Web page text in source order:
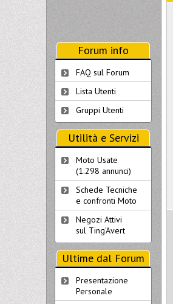
Forum info
FAQ sul Forum
Lista Utenti
Gruppi Utenti
Utilità e Servizi
Moto Usate
(1.298 annunci)
Schede Tecniche
e confronti Moto
Negozi Attivi
sul Ting'Avert
Ultime dal Forum
Presentazione
Personale